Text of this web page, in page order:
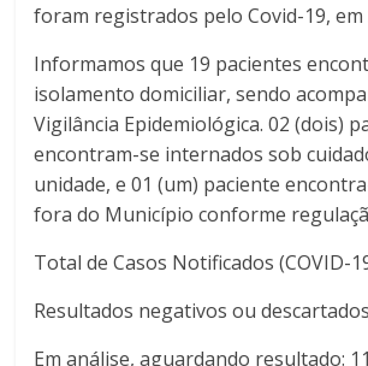
foram registrados pelo Covid-19, em
Informamos que 19 pacientes
isolamento domiciliar, sendo
Vigilância Epidemiológica. 02 (dois)
encontram-se internados sob
unidade, e 01 (um) paciente
fora do Município conforme
Total de Casos Notificados (COVID-
Resultados negativos ou
Em análise, aguardando resultado: 11